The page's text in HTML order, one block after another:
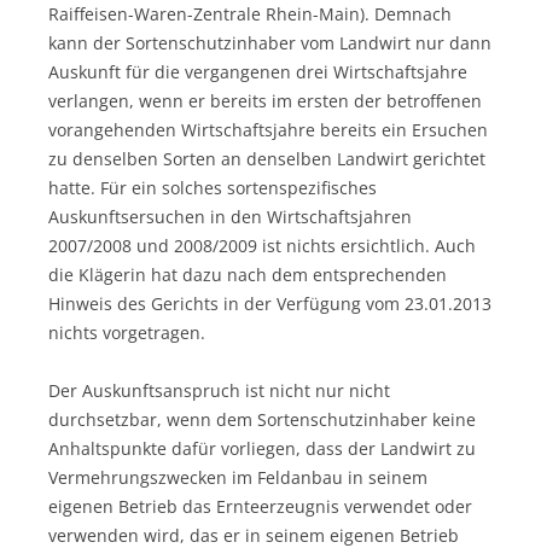
Raiffeisen-Waren-Zentrale Rhein-Main). Demnach
kann der Sortenschutzinhaber vom Landwirt nur dann
Auskunft für die vergangenen drei Wirtschaftsjahre
verlangen, wenn er bereits im ersten der betroffenen
vorangehenden Wirtschaftsjahre bereits ein Ersuchen
zu denselben Sorten an denselben Landwirt gerichtet
hatte. Für ein solches sortenspezifisches
Auskunftsersuchen in den Wirtschaftsjahren
2007/2008 und 2008/2009 ist nichts ersichtlich. Auch
die Klägerin hat dazu nach dem entsprechenden
Hinweis des Gerichts in der Verfügung vom 23.01.2013
nichts vorgetragen.
Der Auskunftsanspruch ist nicht nur nicht
durchsetzbar, wenn dem Sortenschutzinhaber keine
Anhaltspunkte dafür vorliegen, dass der Landwirt zu
Vermehrungszwecken im Feldanbau in seinem
eigenen Betrieb das Ernteerzeugnis verwendet oder
verwenden wird, das er in seinem eigenen Betrieb